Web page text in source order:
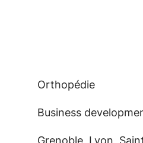
Orthopédie
Business
Grenoble, Lyon,